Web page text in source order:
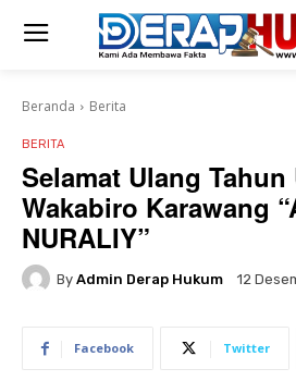
Beranda Berita
BERITA
Selamat Ulang
Wakabiro Karawang
NURALIY”
By Admin Derap Hukum 12
Facebook Twitter